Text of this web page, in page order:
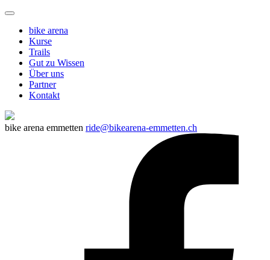
bike arena
Kurse
Trails
Gut zu Wissen
Über uns
Partner
Kontakt
bike arena emmetten ride@bikearena-emmetten.ch